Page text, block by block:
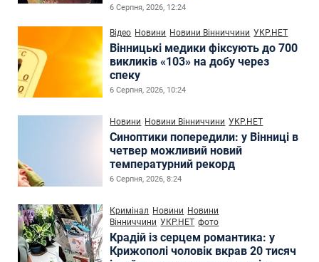
6 Серпня, 2026, 12:24
Відео Новини Новини Вінниччини УКР.НЕТ
Вінницькі медики фіксують до 700
викликів «103» на добу через
спеку
6 Серпня, 2026, 10:24
Новини Новини Вінниччини УКР.НЕТ
Синоптики попередили: у Вінниці в
четвер можливий новий
температурний рекорд
6 Серпня, 2026, 8:24
Кримінал Новини Новини
Вінниччини УКР.НЕТ фото
Крадій із серцем романтика: у
Крижополі чоловік вкрав 20 тисяч